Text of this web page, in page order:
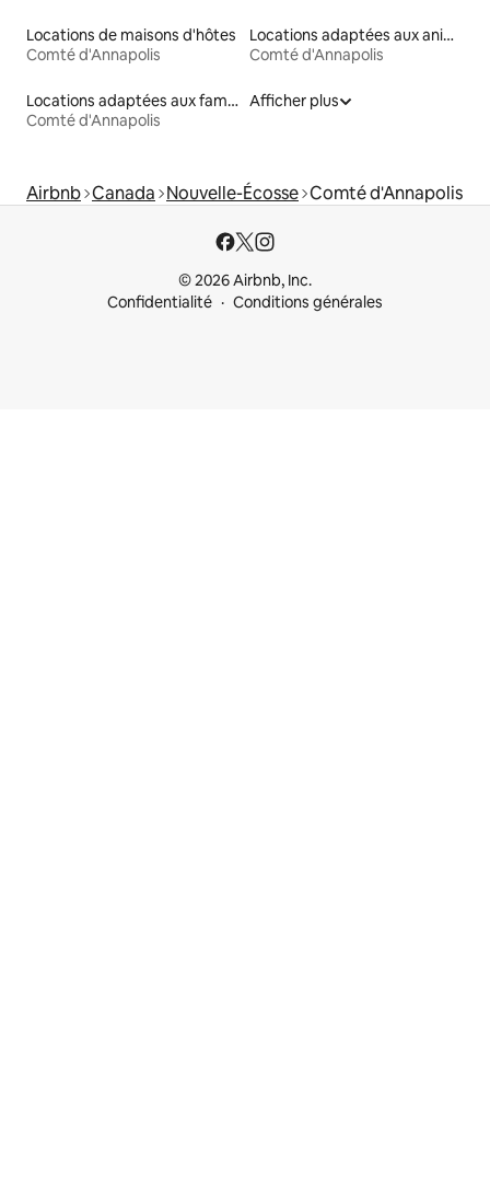
Locations de maisons d'hôtes
Comté d'Annapolis
Locations adaptées aux animaux
Comté d'Annapolis
Locations adaptées aux familles
Comté d'Annapolis
Afficher plus
Airbnb Canada Nouvelle-Écosse Comté d'Annapolis
© 2026 Airbnb, Inc.
Confidentialité
Conditions générales